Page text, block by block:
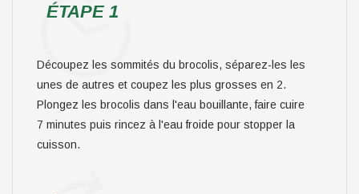
ÉTAPE 1
Découpez les sommités du brocolis, séparez-les les
unes de autres et coupez les plus grosses en 2.
Plongez les brocolis dans l'eau bouillante, faire cuire
7 minutes puis rincez à l'eau froide pour stopper la
cuisson.